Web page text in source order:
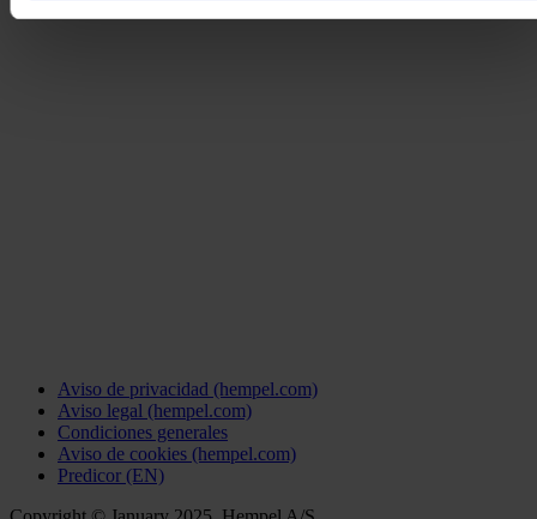
Aviso de privacidad (hempel.com)
Aviso legal (hempel.com)
Condiciones generales
Aviso de cookies (hempel.com)
Predicor (EN)